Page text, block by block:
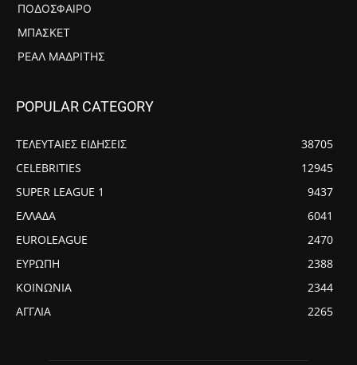
ΠΟΔΌΣΦΑΙΡΟ
ΜΠΆΣΚΕΤ
ΡΕΆΛ ΜΑΔΡΊΤΗΣ
POPULAR CATEGORY
ΤΕΛΕΥΤΑΙΕΣ ΕΙΔΗΣΕΙΣ
38705
CELEBRITIES
12945
SUPER LEAGUE 1
9437
ΕΛΛΑΔΑ
6041
EUROLEAGUE
2470
ΕΥΡΩΠΗ
2388
ΚΟΙΝΩΝΙΑ
2344
ΑΓΓΛΙΑ
2265